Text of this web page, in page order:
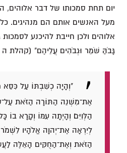
יום תחת סמכותו של דבר אלוהים,
מעל האנשים אותם הם מנהיגים. כל
אלוהים ולכן חייבת להיכנע
גָּבֹהַּ שֹׁמֵר וּגְבֹהִים עֲלֵיהֶם" (קהלת ה 7).
"וְהָיָה כְשִׁבְתּוֹ עַל כִּסֵּא
אֶת־מִשְׁנֵה הַתּוֹרָה הַזֹּאת
הַלְּוִיִּם׃ וְהָיְתָה עִמּוֹ וְקָרָא בוֹ
לְיִרְאָה אֶת־יְהוָה אֱלֹהָיו
הַזֹּאת וְאֶת־הַחֻקִּים הָאֵלֶּה